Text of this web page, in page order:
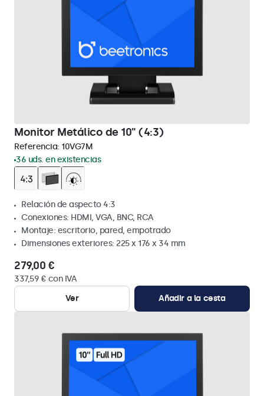
Monitor Metálico de 10" (4:3)
Referencia: 10VG7M
36 uds. en existencias
Relación de aspecto 4:3
Conexiones: HDMI, VGA, BNC, RCA
Montaje: escritorio, pared, empotrado
Dimensiones exteriores: 225 x 176 x 34 mm
279,00 €
337,59 € con IVA
Ver
Añadir a la cesta